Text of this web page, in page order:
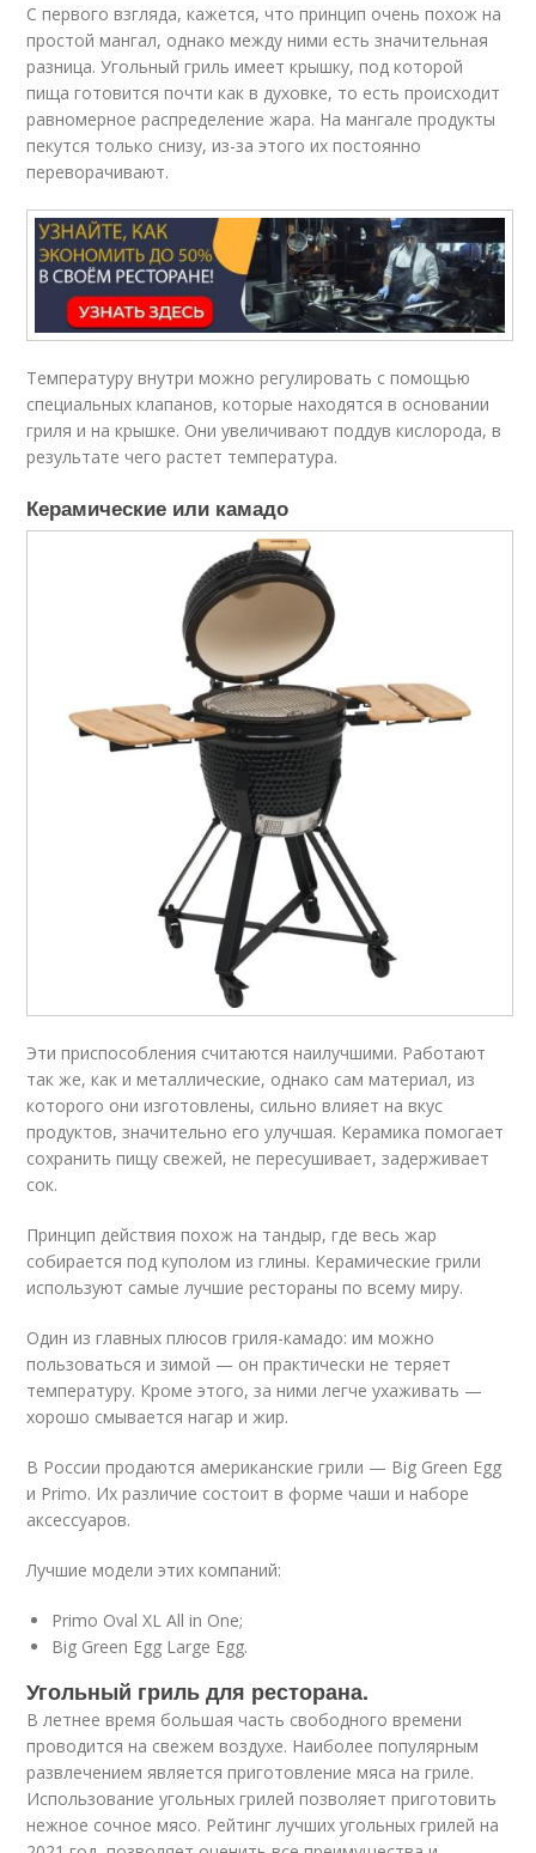
С первого взгляда, кажется, что принцип очень похож на
простой мангал, однако между ними есть значительная
разница. Угольный гриль имеет крышку, под которой
пища готовится почти как в духовке, то есть происходит
равномерное распределение жара. На мангале продукты
пекутся только снизу, из-за этого их постоянно
переворачивают.
Температуру внутри можно регулировать с помощью
специальных клапанов, которые находятся в основании
гриля и на крышке. Они увеличивают поддув кислорода, в
результате чего растет температура.
Керамические или камадо
Эти приспособления считаются наилучшими. Работают
так же, как и металлические, однако сам материал, из
которого они изготовлены, сильно влияет на вкус
продуктов, значительно его улучшая. Керамика помогает
сохранить пищу свежей, не пересушивает, задерживает
сок.
Принцип действия похож на тандыр, где весь жар
собирается под куполом из глины. Керамические грили
используют самые лучшие рестораны по всему миру.
Один из главных плюсов гриля-камадо: им можно
пользоваться и зимой — он практически не теряет
температуру. Кроме этого, за ними легче ухаживать —
хорошо смывается нагар и жир.
В России продаются американские грили — Big Green Egg
и Primo. Их различие состоит в форме чаши и наборе
аксессуаров.
Лучшие модели этих компаний:
Primo Oval XL All in One;
Big Green Egg Large Egg.
Угольный гриль для ресторана.
В летнее время большая часть свободного времени
проводится на свежем воздухе. Наиболее популярным
развлечением является приготовление мяса на гриле.
Использование угольных грилей позволяет приготовить
нежное сочное мясо. Рейтинг лучших угольных грилей на